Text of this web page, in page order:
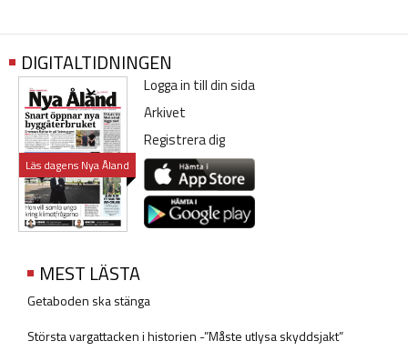
DIGITALTIDNINGEN
Läs dagens Nya Åland
Logga in till din sida
Arkivet
Registrera dig
MEST LÄSTA
Getaboden ska stänga
Största vargattacken i historien -”Måste utlysa skyddsjakt”